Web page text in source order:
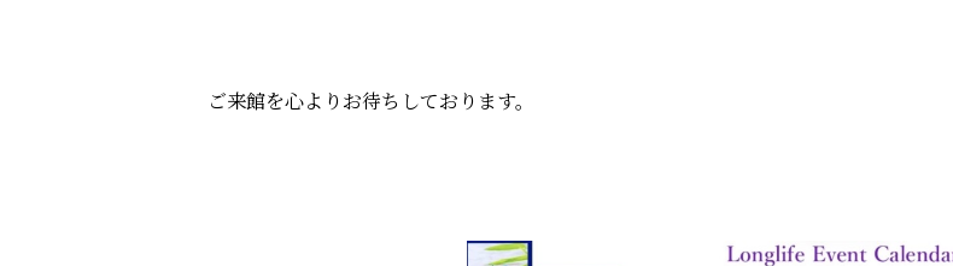
ご来館を心よりお待ちしております。